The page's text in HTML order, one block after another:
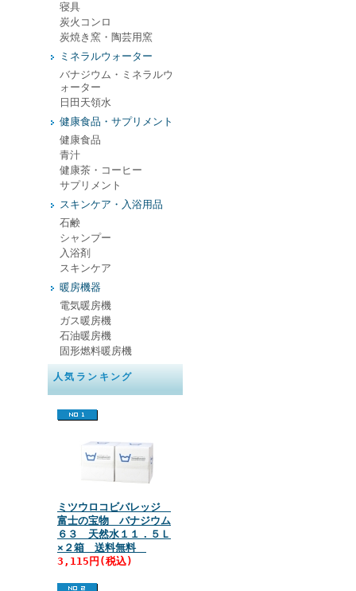
寝具
炭火コンロ
炭焼き窯・陶芸用窯
ミネラルウォーター
バナジウム・ミネラルウ
ォーター
日田天領水
健康食品・サプリメント
健康食品
青汁
健康茶・コーヒー
サプリメント
スキンケア・入浴用品
石鹸
シャンプー
入浴剤
スキンケア
暖房機器
電気暖房機
ガス暖房機
石油暖房機
固形燃料暖房機
人気ランキング
ミツウロコビバレッジ
富士の宝物 バナジウム
６３ 天然水１１．５Ｌ
×２箱 送料無料
3,115円(税込)